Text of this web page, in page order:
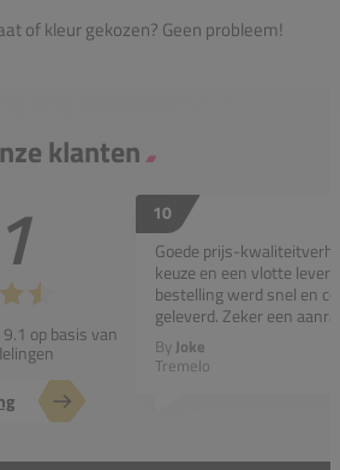
of kleur gekozen? Geen probleem!
klanten
op basis van
10
Goede prijs-
keuze en een vlotte
bestelling werd snel en
geleverd. Zeker een
By Joke
Tremelo